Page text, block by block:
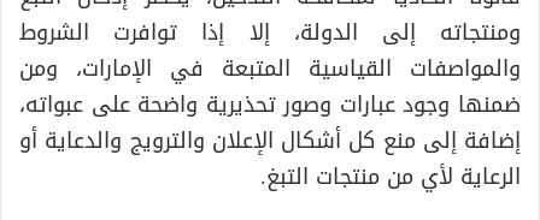
ومنتجاته إلى الدولة، إلا إذا توافرت الشروط
والمواصفات القياسية المتبعة في الإمارات، ومن
ضمنها وجود عبارات وصور تحذيرية واضحة على عبواته،
إضافة إلى منع كل أشكال الإعلان والترويج والدعاية أو
الرعاية لأي من منتجات التبغ.